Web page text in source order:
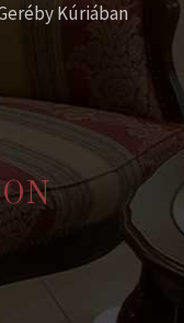
Kúriában